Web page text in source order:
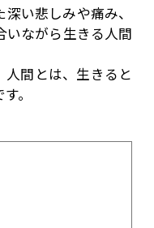
い悲しみや痛み、
いながら生きる人間
人間とは、生きると
。